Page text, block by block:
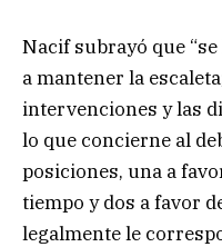
Nacif subrayó que
a mantener la
intervenciones y las
lo que concierne al
posiciones, una a
tiempo y dos a favor
legalmente le